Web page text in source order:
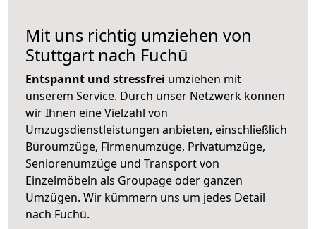
Mit uns richtig umziehen von
Stuttgart nach Fuchū
Entspannt und stressfrei umziehen mit
unserem Service. Durch unser Netzwerk können
wir Ihnen eine Vielzahl von
Umzugsdienstleistungen anbieten, einschließlich
Büroumzüge, Firmenumzüge, Privatumzüge,
Seniorenumzüge und Transport von
Einzelmöbeln als Groupage oder ganzen
Umzügen. Wir kümmern uns um jedes Detail
nach Fuchū.